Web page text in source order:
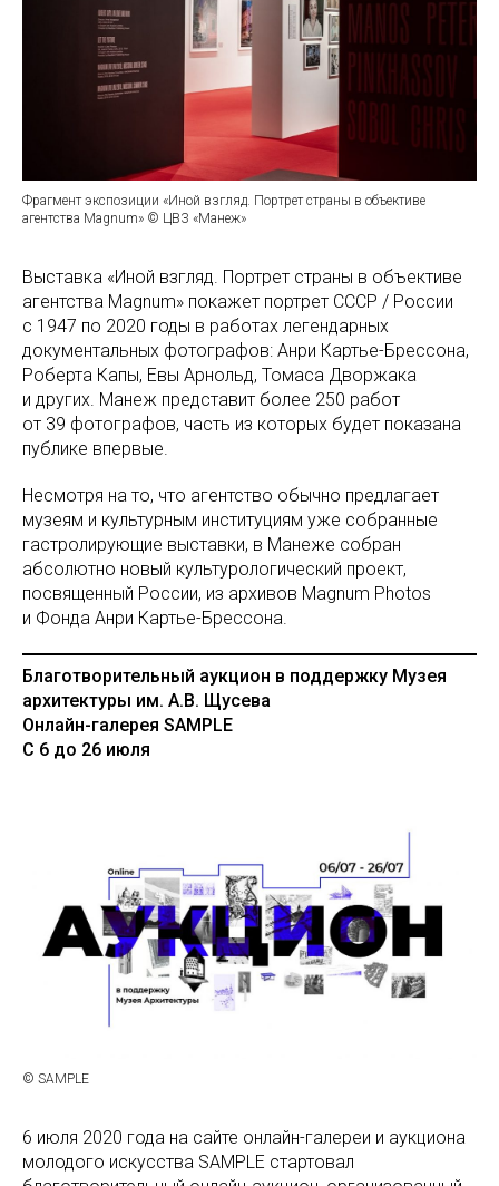
Фрагмент экспозиции «Иной взгляд. Портрет страны в объективе
агентства Magnum» © ЦВЗ «Манеж»
Выставка «Иной взгляд. Портрет страны в объективе
агентства Magnum» покажет портрет СССР / России
с 1947 по 2020 годы в работах легендарных
документальных фотографов: Анри Картье-Брессона,
Роберта Капы, Евы Арнольд, Томаса Дворжака
и других. Манеж представит более 250 работ
от 39 фотографов, часть из которых будет показана
публике впервые.
Несмотря на то, что агентство обычно предлагает
музеям и культурным институциям уже собранные
гастролирующие выставки, в Манеже собран
абсолютно новый культурологический проект,
посвященный России, из архивов Magnum Photos
и Фонда Анри Картье-Брессона.
Благотворительный аукцион в поддержку Музея
архитектуры им. А.В. Щусева
Онлайн-галерея SAMPLE
С 6 до 26 июля
© SAMPLE
6 июля 2020 года на сайте онлайн-галереи и аукциона
молодого искусства SAMPLE стартовал